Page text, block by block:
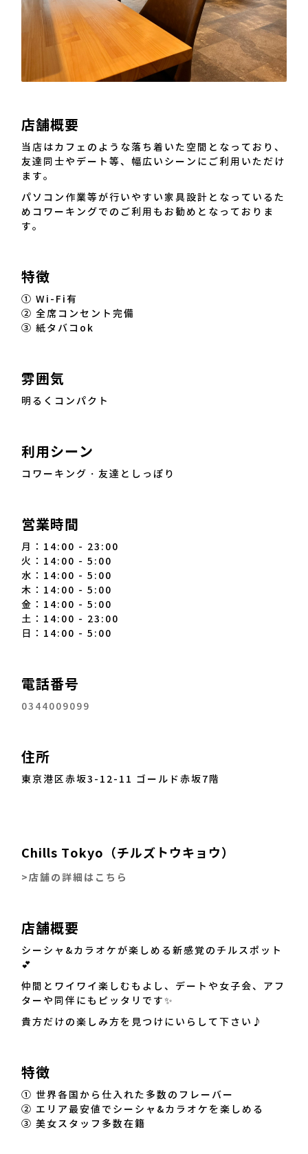
店舗概要
当店はカフェのような落ち着いた空間となっており、
友達同士やデート等、幅広いシーンにご利用いただけ
ます。
パソコン作業等が行いやすい家具設計となっているた
めコワーキングでのご利用もお勧めとなっておりま
す。
特徴
① Wi-Fi有
② 全席コンセント完備
③ 紙タバコok
雰囲気
明るくコンパクト
利用シーン
コワーキング・友達としっぽり
営業時間
月：14:00 - 23:00
火：14:00 - 5:00
水：14:00 - 5:00
木：14:00 - 5:00
金：14:00 - 5:00
土：14:00 - 23:00
日：14:00 - 5:00
電話番号
0344009099
住所
東京港区赤坂3-12-11 ゴールド赤坂7階
Chills Tokyo（チルズトウキョウ）
>店舗の詳細はこちら
店舗概要
シーシャ&カラオケが楽しめる新感覚のチルスポット
💕
仲間とワイワイ楽しむもよし、デートや女子会、アフ
ターや同伴にもピッタリです✨
貴方だけの楽しみ方を見つけにいらして下さい♪
特徴
① 世界各国から仕入れた多数のフレーバー
② エリア最安値でシーシャ&カラオケを楽しめる
③ 美女スタッフ多数在籍